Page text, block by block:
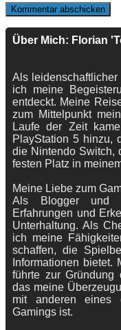
Über Mich: Florian
Als leidenschaftlicher
ich meine
entdeckt. Meine
zum Mittelpunkt
Laufe der Zeit
PlayStation 5 hinzu,
die Nintendo Switch,
festen Platz in
Meine Liebe zum
Als Blogger und
Erfahrungen und
Unterhaltung. Als
ich meine
schaffen, die
Informationen
führte zur Gründung
das meine
mit anderen eines
Gamings ist.